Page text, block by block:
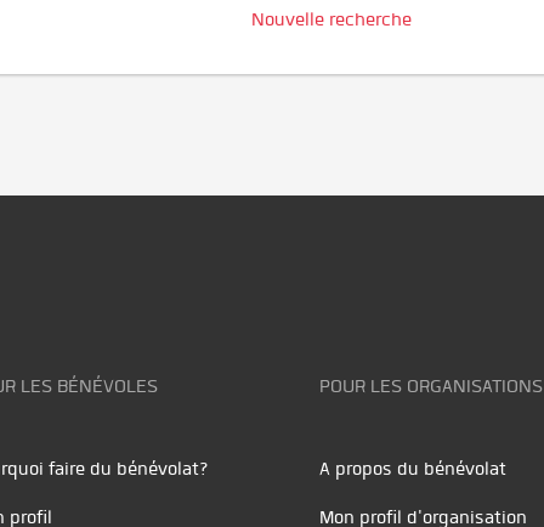
Nouvelle recherche
LES BÉNÉVOLES
faire du bénévolat?
profil
POUR LES ORGANISATIONS
A propos du bénévolat
Mon profil d'organisation